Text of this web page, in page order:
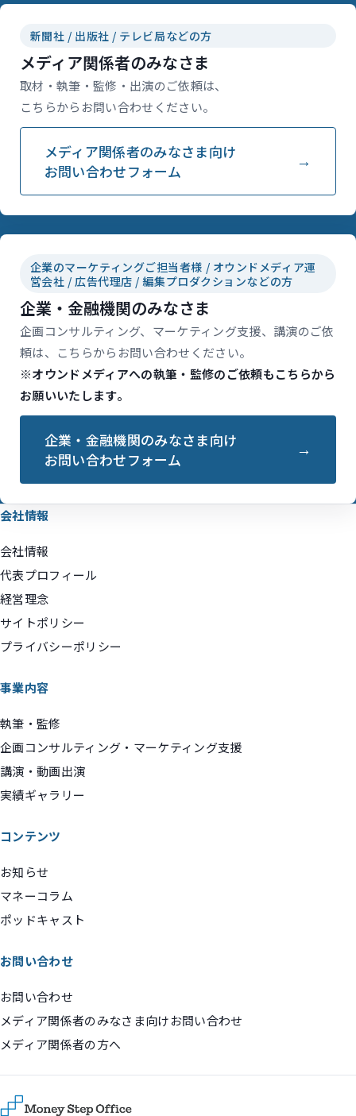
新聞社 / 出版社 / テレビ局などの方
メディア関係者のみなさま
取材・執筆・監修・出演のご依頼は、
こちらからお問い合わせください。
メディア関係者のみなさま向け
お問い合わせフォーム
企業のマーケティングご担当者様 / オウンドメディア運
営会社 / 広告代理店 / 編集プロダクションなどの方
企業・金融機関のみなさま
企画コンサルティング、マーケティング支援、講演のご依
頼は、こちらからお問い合わせください。
※オウンドメディアへの執筆・監修のご依頼もこちらから
お願いいたします。
企業・金融機関のみなさま向け
お問い合わせフォーム
会社情報
会社情報
代表プロフィール
経営理念
サイトポリシー
プライバシーポリシー
事業内容
執筆・監修
企画コンサルティング・マーケティング支援
講演・動画出演
実績ギャラリー
コンテンツ
お知らせ
マネーコラム
ポッドキャスト
お問い合わせ
お問い合わせ
メディア関係者のみなさま向けお問い合わせ
メディア関係者の方へ